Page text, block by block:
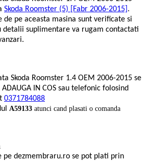
Skoda Roomster (5) [Fabr 2006-2015] .
de pe aceasta masina sunt verificate si
detalii suplimentare va rugam contactati
Skoda Roomster 1.4 OEM 2006-2015 se
IN COS sau telefonic folosind
0371784088
A59133 atunci cand plasati o comanda
pe dezmembraru.ro se pot plati prin